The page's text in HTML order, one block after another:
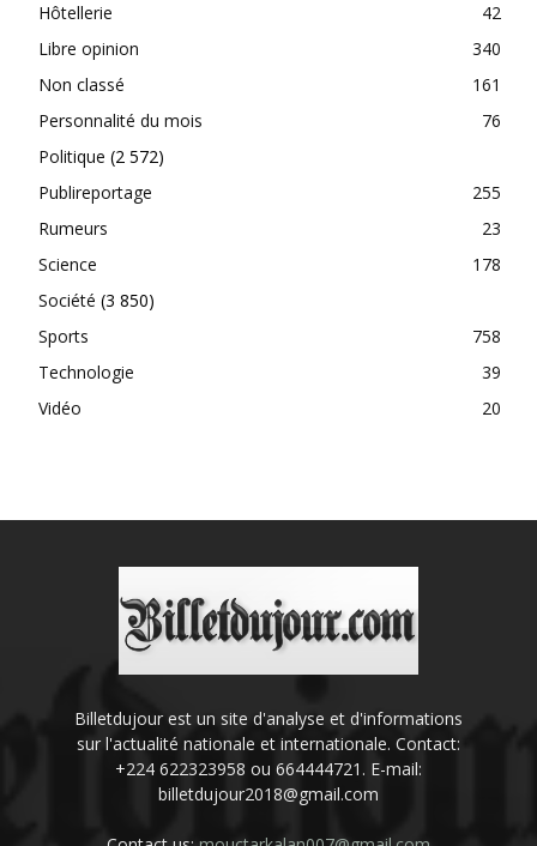
Hôtellerie
42
Libre opinion
340
Non classé
161
Personnalité du mois
76
Politique (2 572)
Publireportage
255
Rumeurs
23
Science
178
Société (3 850)
Sports
758
Technologie
39
Vidéo
20
Billetdujour est un site d'analyse et d'informations
sur l'actualité nationale et internationale. Contact:
+224 622323958 ou 664444721. E-mail:
billetdujour2018@gmail.com